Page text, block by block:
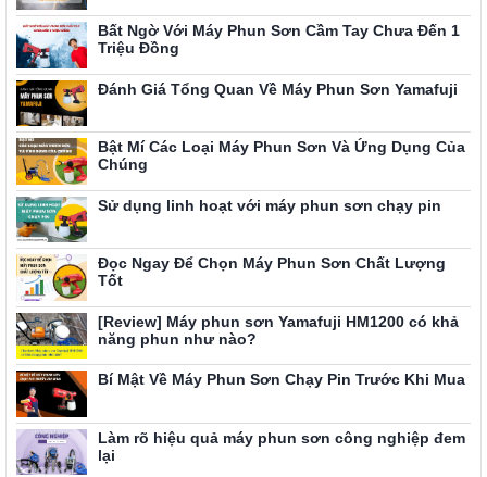
Bất Ngờ Với Máy Phun Sơn Cầm Tay Chưa Đến 1
Triệu Đồng
Đánh Giá Tổng Quan Về Máy Phun Sơn Yamafuji
Bật Mí Các Loại Máy Phun Sơn Và Ứng Dụng Của
Chúng
Sử dụng linh hoạt với máy phun sơn chạy pin
Đọc Ngay Để Chọn Máy Phun Sơn Chất Lượng
Tốt
[Review] Máy phun sơn Yamafuji HM1200 có khả
năng phun như nào?
Bí Mật Về Máy Phun Sơn Chạy Pin Trước Khi Mua
Làm rõ hiệu quả máy phun sơn công nghiệp đem
lại